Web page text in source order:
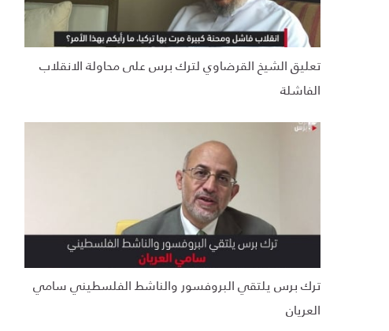
تعليق الشيخ القرضاوي لترك برس على محاولة الانقلاب
الفاشلة
ترك برس يلتقي البروفسور والناشط الفلسطيني سامي
العريان